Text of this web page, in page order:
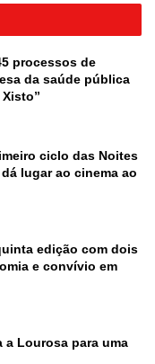
processos de
da saúde pública
ciclo das Noites
lugar ao cinema ao
edição com dois
e convívio em
a Lourosa para uma